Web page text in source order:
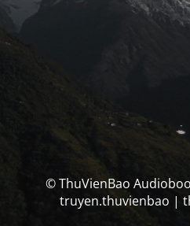
© ThuVienBao
truyen.thuvienbao |